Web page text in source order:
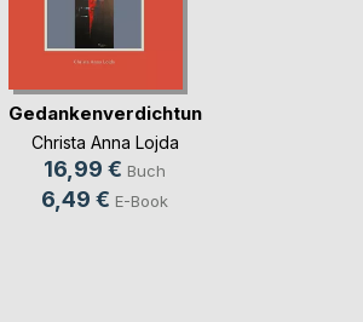
Gedankenverdichtung
Christa Anna Lojda
16,99 € Buch
6,49 € E-Book